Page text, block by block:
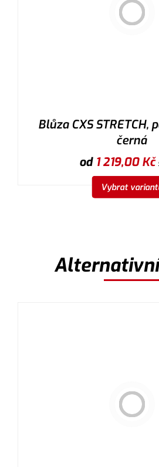
Blůza CXS STRETCH,
černá
od 1 219,00Kč
Vybrat